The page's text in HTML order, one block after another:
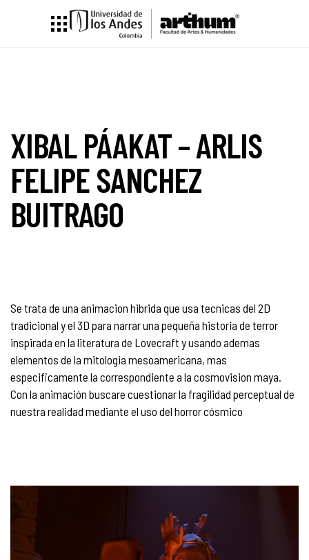
XIBAL PÁAKAT – ARLIS
FELIPE SANCHEZ
BUITRAGO
Se trata de una animacion hibrida que usa tecnicas del 2D
tradicional y el 3D para narrar una pequeña historia de terror
inspirada en la literatura de Lovecraft y usando ademas
elementos de la mitologia mesoamericana, mas
especificamente la correspondiente a la cosmovision maya.
Con la animación buscare cuestionar la fragilidad perceptual de
nuestra realidad mediante el uso del horror cósmico